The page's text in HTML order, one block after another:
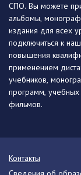
СПО. Вы можете
альбомы,
издания для всех
подключиться к
повышения
применением
учебников,
программ,
фильмов.
Контакты